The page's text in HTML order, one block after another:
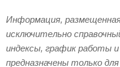
Информация,
исключительно
индексы, график работы
предназначены только